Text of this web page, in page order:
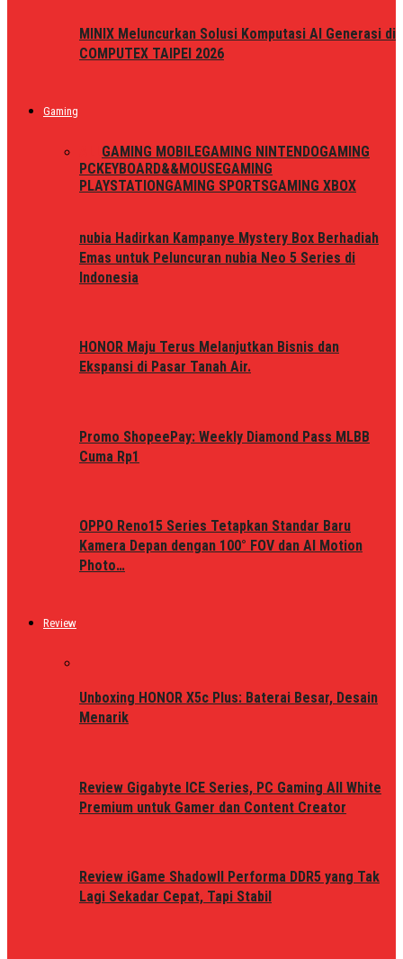
MINIX Meluncurkan Solusi Komputasi AI Generasi di
COMPUTEX TAIPEI 2026
Gaming
GAMING MOBILEGAMING NINTENDOGAMING
PCKEYBOARD&&MOUSEGAMING
PLAYSTATIONGAMING SPORTSGAMING XBOX
nubia Hadirkan Kampanye Mystery Box Berhadiah
Emas untuk Peluncuran nubia Neo 5 Series di
Indonesia
HONOR Maju Terus Melanjutkan Bisnis dan
Ekspansi di Pasar Tanah Air.
Promo ShopeePay: Weekly Diamond Pass MLBB
Cuma Rp1
OPPO Reno15 Series Tetapkan Standar Baru
Kamera Depan dengan 100° FOV dan AI Motion
Photo…
Review
Unboxing HONOR X5c Plus: Baterai Besar, Desain
Menarik
Review Gigabyte ICE Series, PC Gaming All White
Premium untuk Gamer dan Content Creator
Review iGame ShadowII Performa DDR5 yang Tak
Lagi Sekadar Cepat, Tapi Stabil